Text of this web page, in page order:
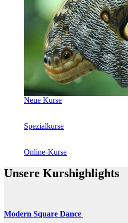
Neue Kurse
Spezialkurse
Online-Kurse
Unsere Kurshighlights
Modern Square Dance